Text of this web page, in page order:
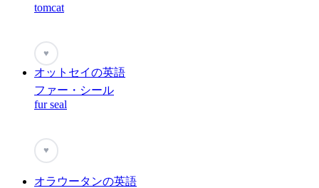
tomcat
♥
オットセイの英語
ファー・シール
fur seal
♥
オラウータンの英語